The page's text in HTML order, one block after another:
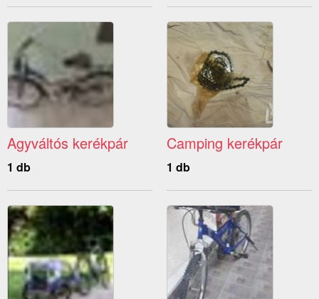
Agyváltós kerékpár
1 db
Camping kerékpár
1 db